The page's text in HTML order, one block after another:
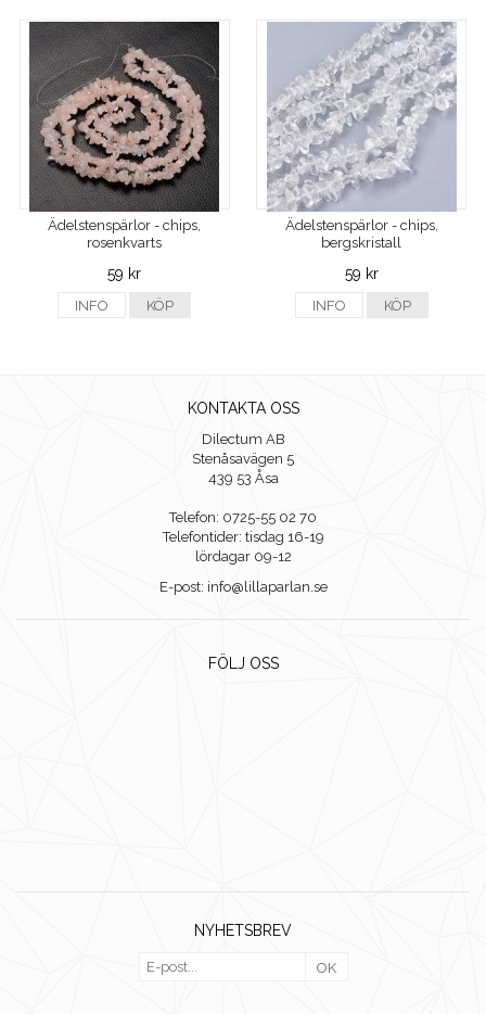
Ädelstenspärlor - chips,
rosenkvarts
59 kr
INFO KÖP
Ädelstenspärlor - chips,
bergskristall
59 kr
INFO KÖP
KONTAKTA OSS
Dilectum AB
Stenåsavägen 5
439 53 Åsa
Telefon: 0725-55 02 70
Telefontider: tisdag 16-19
lördagar 09-12
E-post: info@lillaparlan.se
FÖLJ OSS
NYHETSBREV
OK